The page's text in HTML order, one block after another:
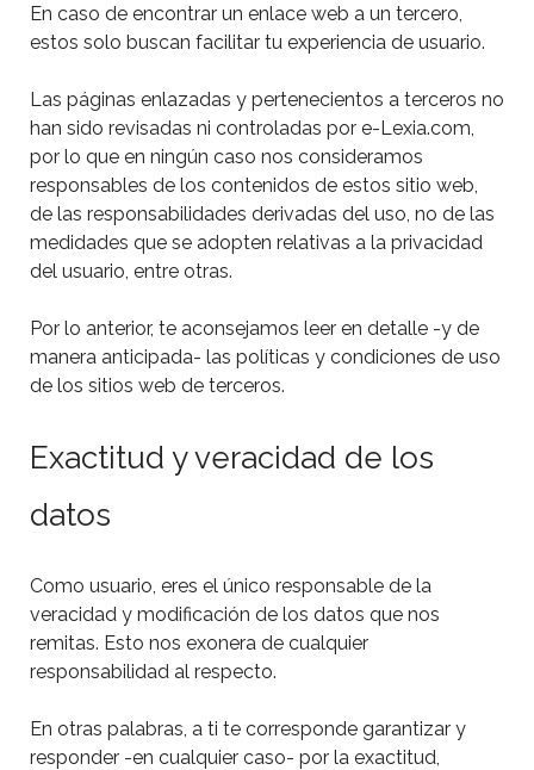
En caso de encontrar un enlace web a un tercero,
estos solo buscan facilitar tu experiencia de usuario.
Las páginas enlazadas y pertenecientos a terceros no
han sido revisadas ni controladas por e-Lexia.com,
por lo que en ningún caso nos consideramos
responsables de los contenidos de estos sitio web,
de las responsabilidades derivadas del uso, no de las
medidades que se adopten relativas a la privacidad
del usuario, entre otras.
Por lo anterior, te aconsejamos leer en detalle -y de
manera anticipada- las políticas y condiciones de uso
de los sitios web de terceros.
Exactitud y veracidad de los
datos
Como usuario, eres el único responsable de la
veracidad y modificación de los datos que nos
remitas. Esto nos exonera de cualquier
responsabilidad al respecto.
En otras palabras, a ti te corresponde garantizar y
responder -en cualquier caso- por la exactitud,